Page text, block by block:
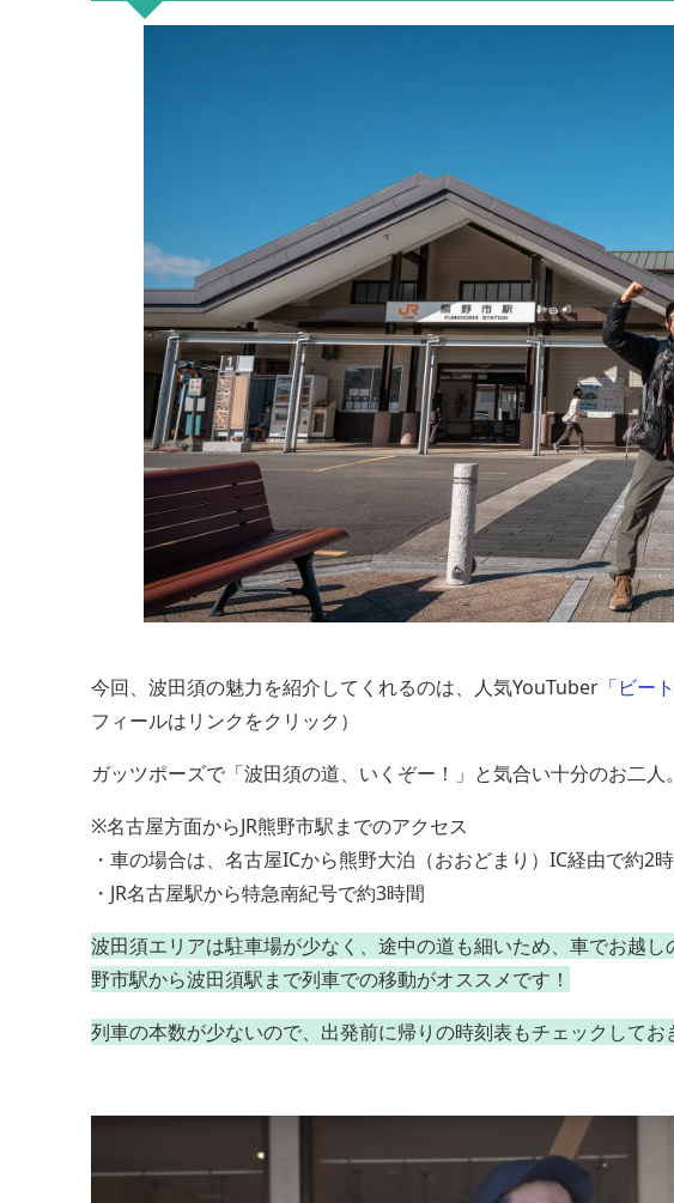
今回、波田須の魅力を紹介してくれるのは、人気YouTuber 「ビー
フィールはリンクをクリック）
ガッツポーズで「波田須の道、いくぞー！」と気合い十分のお二人。
※名古屋方面からJR熊野市駅までのアクセス
・車の場合は、名古屋ICから熊野大泊（おおどまり）IC経由で約2
・JR名古屋駅から特急南紀号で約3時間
波田須エリアは駐車場が少なく、途中の道も細いため、車でお越し
野市駅から波田須駅まで列車での移動がオススメです！
列車の本数が少ないので、出発前に帰りの時刻表もチェックしてお